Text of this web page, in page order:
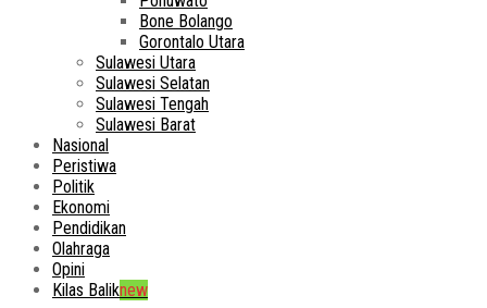
Bone Bolango
Gorontalo Utara
Sulawesi Utara
Sulawesi Selatan
Sulawesi Tengah
Sulawesi Barat
Nasional
Peristiwa
Politik
Ekonomi
Pendidikan
Olahraga
Opini
Kilas Baliknew